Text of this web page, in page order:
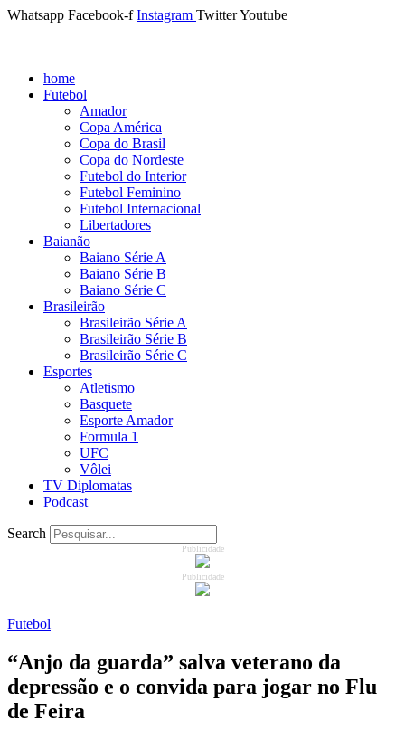
Whatsapp Facebook-f Instagram TwitterYoutube
home
Futebol
Amador
Copa América
Copa do Brasil
Copa do Nordeste
Futebol do Interior
Futebol Feminino
Futebol Internacional
Libertadores
Baianão
Baiano Série A
Baiano Série B
Baiano Série C
Brasileirão
Brasileirão Série A
Brasileirão Série B
Brasileirão Série C
Esportes
Atletismo
Basquete
Esporte Amador
Formula 1
UFC
Vôlei
TV Diplomatas
Podcast
Search
Publicidade
Publicidade
Futebol
“Anjo da guarda” salva veterano da
depressão e o convida para jogar no Flu
de Feira